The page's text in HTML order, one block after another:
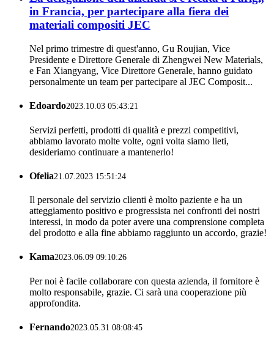
in Francia, per partecipare alla fiera dei
materiali compositi JEC
Nel primo trimestre di quest'anno, Gu Roujian, Vice
Presidente e Direttore Generale di Zhengwei New Materials,
e Fan Xiangyang, Vice Direttore Generale, hanno guidato
personalmente un team per partecipare al JEC Composit...
Edoardo2023.10.03 05:43:21
Servizi perfetti, prodotti di qualità e prezzi competitivi,
abbiamo lavorato molte volte, ogni volta siamo lieti,
desideriamo continuare a mantenerlo!
Ofelia21.07.2023 15:51:24
Il personale del servizio clienti è molto paziente e ha un
atteggiamento positivo e progressista nei confronti dei nostri
interessi, in modo da poter avere una comprensione completa
del prodotto e alla fine abbiamo raggiunto un accordo, grazie!
Kama2023.06.09 09:10:26
Per noi è facile collaborare con questa azienda, il fornitore è
molto responsabile, grazie. Ci sarà una cooperazione più
approfondita.
Fernando2023.05.31 08:08:45